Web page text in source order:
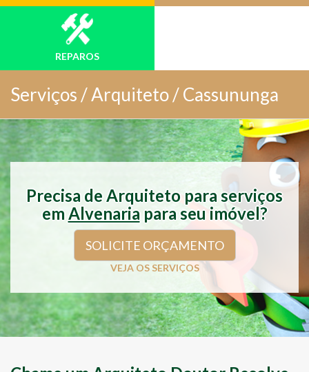
REPAROS
Serviços /Arquiteto / Cassununga
Precisa de Arquiteto para serviços
em Alvenaria para seu imóvel?
SOLICITE ORÇAMENTO
VEJA OS SERVIÇOS